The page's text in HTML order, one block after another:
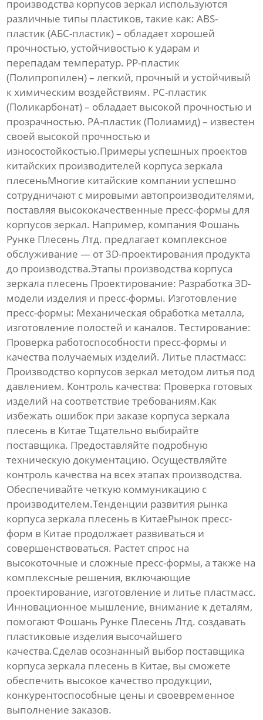
производства корпусов зеркал используются
различные типы пластиков, такие как: ABS-
пластик (АБС-пластик) – обладает хорошей
прочностью, устойчивостью к ударам и
перепадам температур. PP-пластик
(Полипропилен) – легкий, прочный и устойчивый
к химическим воздействиям. PC-пластик
(Поликарбонат) – обладает высокой прочностью и
прозрачностью. PA-пластик (Полиамид) – известен
своей высокой прочностью и
износостойкостью.Примеры успешных проектов
китайских производителей корпуса зеркала
плесеньМногие китайские компании успешно
сотрудничают с мировыми автопроизводителями,
поставляя высококачественные пресс-формы для
корпусов зеркал. Например, компания Фошань
Рунке Плесень Лтд. предлагает комплексное
обслуживание — от 3D-проектирования продукта
до производства.Этапы производства корпуса
зеркала плесень Проектирование: Разработка 3D-
модели изделия и пресс-формы. Изготовление
пресс-формы: Механическая обработка металла,
изготовление полостей и каналов.Тестирование:
Проверка работоспособности пресс-формы и
качества получаемых изделий.Литье пластмасс:
Производство корпусов зеркал методом литья под
давлением. Контроль качества: Проверка готовых
изделий на соответствие требованиям.Как
избежать ошибок при заказе корпуса зеркала
плесень в Китае Тщательно выбирайте
поставщика. Предоставляйте подробную
техническую документацию. Осуществляйте
контроль качества на всех этапах производства.
Обеспечивайте четкую коммуникацию с
производителем.Тенденции развития рынка
корпуса зеркала плесень в КитаеРынок пресс-
форм в Китае продолжает развиваться и
совершенствоваться. Растет спрос на
высокоточные и сложные пресс-формы, а также на
комплексные решения, включающие
проектирование, изготовление и литье пластмасс.
Инновационное мышление, внимание к деталям,
помогают Фошань Рунке Плесень Лтд. создавать
пластиковые изделия высочайшего
качества.Сделав осознанный выбор поставщика
корпуса зеркала плесень в Китае, вы сможете
обеспечить высокое качество продукции,
конкурентоспособные цены и своевременное
выполнение заказов.